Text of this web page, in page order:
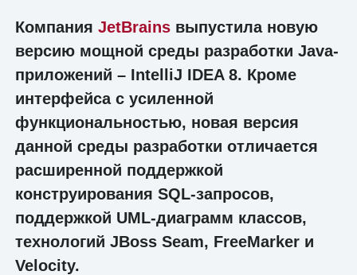
Компания JetBrainsвыпустила новую
версию мощной среды разработки Java-
приложений – IntelliJ IDEA 8. Кроме
интерфейса с усиленной
функциональностью, новая версия
данной среды разработки отличается
расширенной поддержкой
конструирования SQL-запросов,
поддержкой UML-диаграмм классов,
технологий JBoss Seam, FreeMarker и
Velocity.